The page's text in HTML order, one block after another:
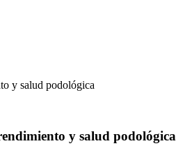
y salud podológica
y salud podológica